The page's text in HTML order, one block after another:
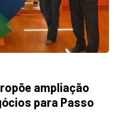
ampliação
para Passo